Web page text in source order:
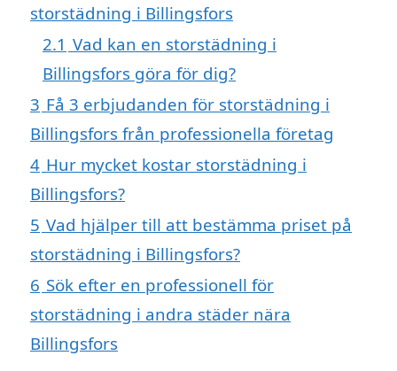
storstädning i Billingsfors
2.1 Vad kan en storstädning i
Billingsfors göra för dig?
3 Få 3 erbjudanden för storstädning i
Billingsfors från professionella företag
4 Hur mycket kostar storstädning i
Billingsfors?
5 Vad hjälper till att bestämma priset på
storstädning i Billingsfors?
6 Sök efter en professionell för
storstädning i andra städer nära
Billingsfors